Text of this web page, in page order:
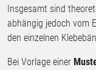
Insgesamt sind
abhängig jedoch vom
den einzelnen
Bei Vorlage einer